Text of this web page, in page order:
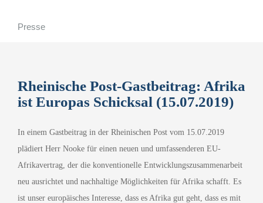
Presse
Rheinische Post-Gastbeitrag: Afrika
ist Europas Schicksal (15.07.2019)
In einem Gastbeitrag in der Rheinischen Post vom 15.07.2019
plädiert Herr Nooke für einen neuen und umfassenderen EU-
Afrikavertrag, der die konventionelle Entwicklungszusammenarbeit
neu ausrichtet und nachhaltige Möglichkeiten für Afrika schafft. Es
ist unser europäisches Interesse, dass es Afrika gut geht, dass es mit